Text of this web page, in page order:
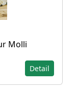
Molli
Detail